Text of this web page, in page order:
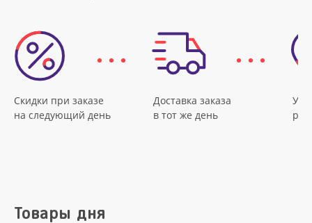
Скидки при заказе
на следующий день
Доставка заказа
в тот же день
Товары дня